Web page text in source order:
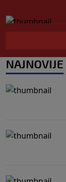
NAJNOVIJE